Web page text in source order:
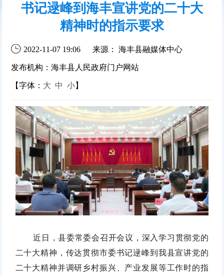
书记逯峰到海丰宣讲党的二十大
精神时的指示要求
2022-11-07 19:06 来源： 海丰县融媒体中心
发布机构：海丰县人民政府门户网站
【字体： 大 中 小】
近日，县委常委会召开会议，深入学习贯彻党的
二十大精神，传达贯彻市委书记逯峰到我县宣讲党的
二十大精神并调研乡村振兴、产业发展等工作时的指